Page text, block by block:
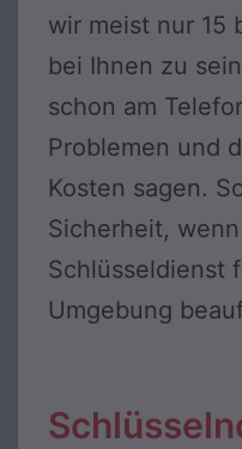
wir meist nur 15
bei Ihnen zu
schon am
Problemen und
Kosten sagen.
Sicherheit,
Schlüsseldienst
Umgebung